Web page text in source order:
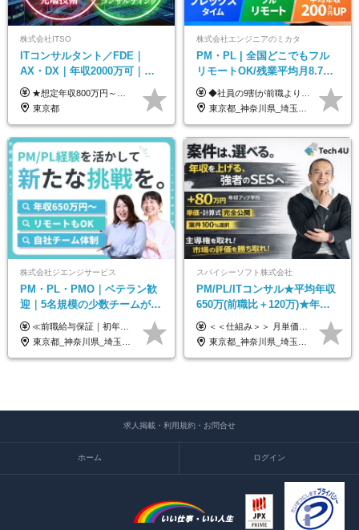
株式会社ITSO
ITコンサルタント／FDE｜
AX・DX｜年収2000万可｜取
引先の9割が大手企業｜残業月
10h｜リモート案件有
★想定年収800万円～最大2000万円可 ★前職給与を考慮 ★ストックオプション付与あり（IPO間近） ★昇給制度あり ┗入社6カ月後に3％以上の昇給があります。その後、業績に合わせて適宜、昇給します。 月給66万円～166.6万円 ※経験、スキルにあわせて相談のうえ決定します。 ※残業手当は残業時間に応じて別途全額支給 ※試用期間6ヶ月（期間中、給与・待遇に差異はありません）
東京都
株式会社エンジニアのミカタ
PM・PL | 全国どこでもフル
リモートOK/残業平均月8.7h/9
割が前職より給与アップ/フレ
ックスタイム制
◆社員の9割が前職より給与アップ！ 月給450,000円～531,500円+賞与＋インセンティブ ※経験・スキルを考慮の上、優遇いたします ※残業代につきましては、面接時にご説明させていただきます ※試用期間6ヶ月（給与・待遇に差異はございません）
東京都_神奈川県_埼玉県_千葉県_大阪府_愛知県_北海道_青森県_岩手県_宮城県_秋田県_山形県_福島県_茨城県_栃木県_群馬県_新潟県_山梨県_長野県_富山県_石川県_福井県_静岡県_岐阜県_三重県_兵庫県_京都府_滋賀県_奈良県_和歌山県_広島県_岡山県_鳥取県_島根県_山口県_徳島県_香川県_愛媛県_高知県_福岡県_熊本県_佐賀県_長崎県_大分県_宮崎県_鹿児島県_沖縄県
株式会社ジエンジサービス
PM・PL・PMO｜ベテラン歓
迎｜5名規模の少数チームが中
心｜フルリモートOK｜直請け
7割｜年収600万円〜
≪前職給与保証｜初年度想定年収600万円～≫ 月給45万円以上＋決算賞与＋交通費 ※スキル・経験を考慮の上、優遇します ※上記月給には固定残業代月20時間分(5万1000円以上)を含みます。超過した場合は、その分追加支給します ※試用期間3～6ヵ月は固定残業代なし(雇用形態やその他待遇・福利厚生は同じです) =========== ▼実力と成長にこだわった評価制度▼ 年2回の評価で昇給・昇格が決まります。 評価は、就業先のお客様からの評価をベースに、目標達成状況やプロジェクトでの役割・貢献度などを総合的に判断して決定します。 日々の働きぶりを実際に見ているお客様の声を反映することで、より公平で納得感のある評価を実現しています。 また、評価後は面談を通じてフィードバックを行い、今後の成長やキャリアについて一緒に考えていきます。 ▼成長につながる目標設定▼ 半期ごとに、具体的な行動ベースの目標を設定し、その達成度や取り組みのプロセスを評価に反映します。 目標は、お客様からのフィードバックや現場での課題をもとに設定するため、「今何を伸ばすべきか」が明確になります。 また、上司との面談を通じて振り返りと次の目標設定を行い、継続的なスキルアップと市場価値の向上を支援しています。
東京都_神奈川県_埼玉県_千葉県_大阪府_愛知県_北海道_青森県_岩手県_宮城県_秋田県_山形県_福島県_茨城県_栃木県_群馬県_新潟県_山梨県_長野県_富山県_石川県_福井県_静岡県_岐阜県_三重県_兵庫県_京都府_滋賀県_奈良県_和歌山県_広島県_岡山県_鳥取県_島根県_山口県_徳島県_香川県_愛媛県_高知県_福岡県_熊本県_佐賀県_長崎県_大分県_宮崎県_鹿児島県_沖縄県
スパイシーソフト株式会社
PM/PL/ITコンサル★平均年収
650万(前職比＋120万)★年間
休日132日★残業月平均7.4h★
リモあり
＜＜仕組み＞＞ 月単価に応じて会社HPで公開しているテーブルにもとづき毎月決定されます！ https://www.tech4u.dev/payroll ＜＜実績＞＞ PM/PL・ITコンサル職の平均年収実績：650万円 前職比平均：＋120万円 ＜＜PM/PL・ITコンサル案件＞＞ ・PMO／進捗・課題管理：600〜800万円 ・要件定義／業務改善支援：650〜850万円 ・開発PM／PL：750〜1000万円 ・インフラPM／PL：750〜1000万円 ・ITコンサル／導入支援：800〜1000万円 ＜＜リーダークラス＞＞ 還元率：85〜90％ ・月単価100万円 → 年収約960万円 ・月単価120万円 → 年収約1150万円 ・月単価140万円 → 年収約1300万円 ※単価・還元率はすべて公開 ※待機時も給与保証 ※還元率は他社にあわせ社保の会社負担分も含めています 月給25万円～67万円＋賞与年2回 ※上記には、30時間分（4万5千円～12万1千円）の固定残業代が含まれています。超過分は別途支給します。 ※試用期間中も給与、福利厚生に差異なし 【固定残業代について】 固定残業30時間分（45,000円～121,000円）を含む ※超過分は別途全額支給
東京都_神奈川県_埼玉県_千葉県_大阪府_愛知県_兵庫県_京都府_福岡県
求人掲載・利用規約・お問合せ
ホーム ログイン